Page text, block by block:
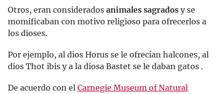
Otros, eran considerados animales sagrados y se
momificaban con motivo religioso para ofrecerlos a
los dioses.
Por ejemplo, al dios Horus se le ofrecían halcones, al
dios Thot ibis y a la diosa Bastet se le daban gatos .
De acuerdo con el Carnegie Museum of Natural